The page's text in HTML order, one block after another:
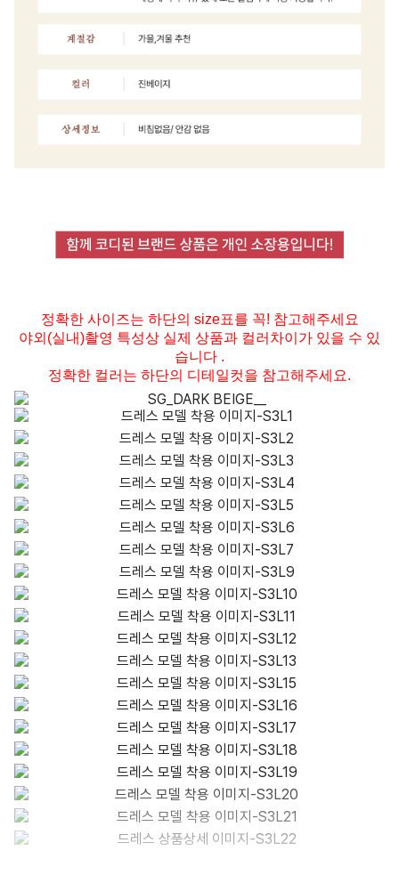
정확한 사이즈는 하단의 size표를 꼭! 참고해주세요
야외(실내)촬영 특성상 실제 상품과 컬러차이가 있을 수 있
습니다 .
정확한 컬러는 하단의 디테일컷을 참고해주세요.